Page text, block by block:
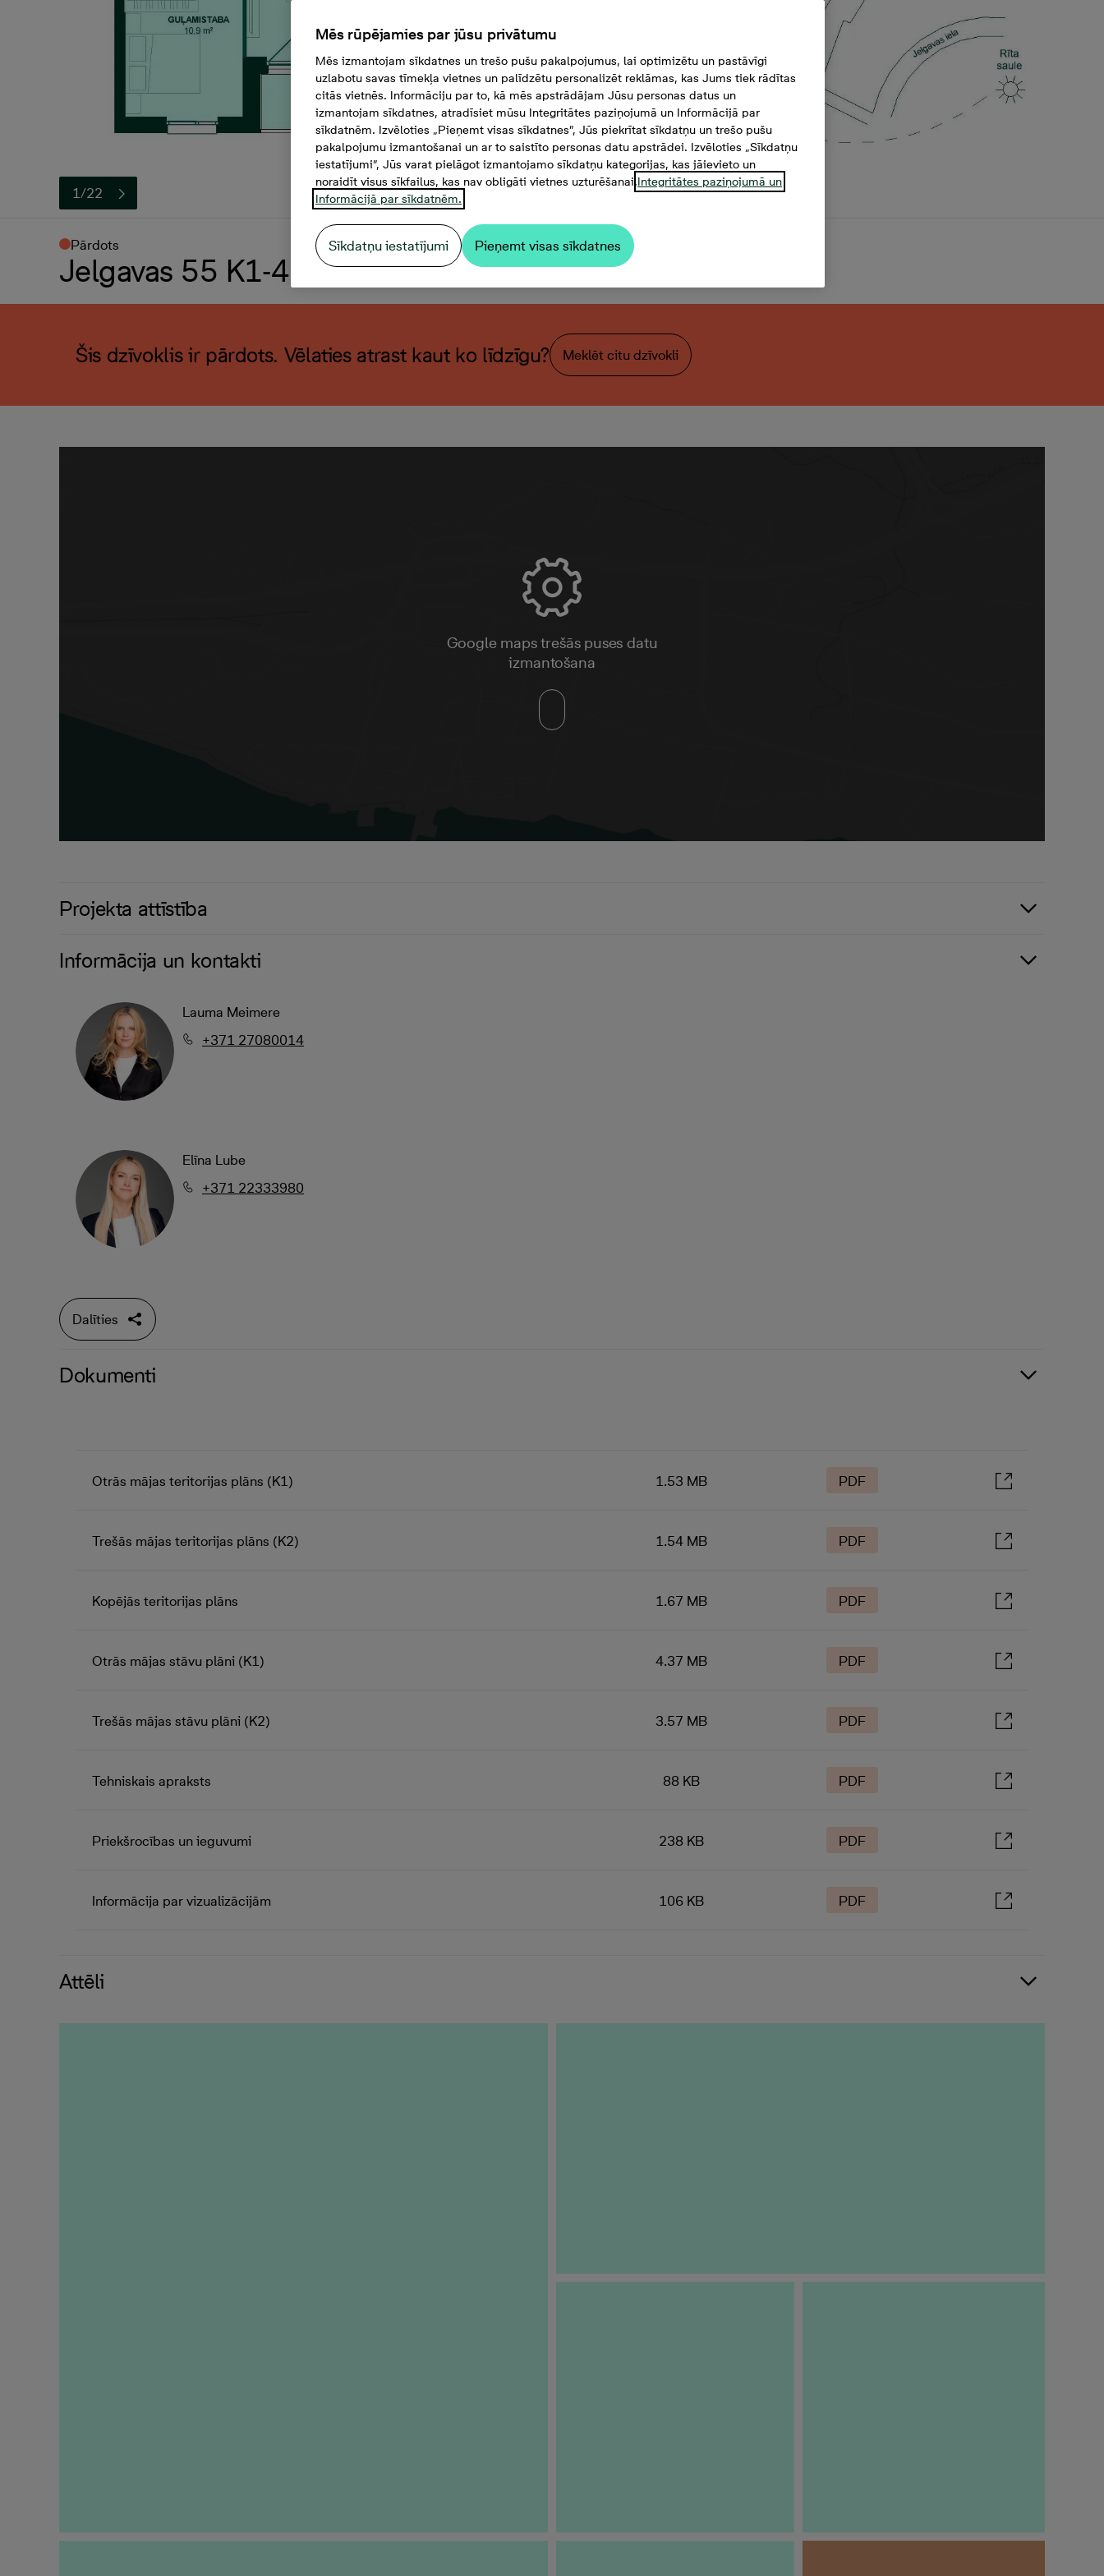
1/22
Pārdots
Jelgavas 55 K1-46, 2 -istabu dzīvoklis, Platība 50,2 m²
Šis dzīvoklis ir pārdots. Vēlaties atrast kaut ko līdzīgu? Meklēt citu dzīvokli
Google maps trešās puses datu
izmantošana
Projekta attīstība
Informācija un kontakti
Lauma Meimere
+371 27080014
Elīna Lube
+371 22333980
Dalīties
Dokumenti
Otrās mājas teritorijas plāns (K1) 1.53 MB PDF
Trešās mājas teritorijas plāns (K2) 1.54 MB PDF
Kopējās teritorijas plāns 1.67 MB PDF
Otrās mājas stāvu plāni (K1) 4.37 MB PDF
Trešās mājas stāvu plāni (K2) 3.57 MB PDF
Tehniskais apraksts 88 KB PDF
Priekšrocības un ieguvumi 238 KB PDF
Informācija par vizualizācijām 106 KB PDF
Attēli
Mēs rūpējamies par jūsu privātumu
Mēs izmantojam sīkdatnes un trešo pušu pakalpojumus, lai optimizētu un pastāvīgi
uzlabotu savas tīmekļa vietnes un palīdzētu personalizēt reklāmas, kas Jums tiek rādītas
citās vietnēs. Informāciju par to, kā mēs apstrādājam Jūsu personas datus un
izmantojam sīkdatnes, atradīsiet mūsu Integritātes paziņojumā un Informācijā par
sīkdatnēm. Izvēloties „Pieņemt visas sīkdatnes”, Jūs piekrītat sīkdatņu un trešo pušu
pakalpojumu izmantošanai un ar to saistīto personas datu apstrādei. Izvēloties „Sīkdatņu
iestatījumi”, Jūs varat pielāgot izmantojamo sīkdatņu kategorijas, kas jāievieto un
noraidīt visus sīkfailus, kas nav obligāti vietnes uzturēšanai.Integritātes paziņojumā un
Informācijā par sīkdatnēm.
Sīkdatņu iestatījumi Pieņemt visas sīkdatnes